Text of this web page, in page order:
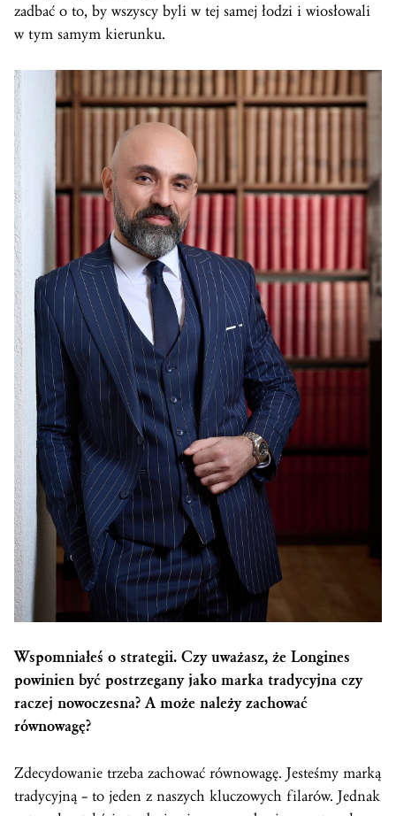
zadbać o to, by wszyscy byli w tej samej łodzi i wiosłowali
w tym samym kierunku.
Wspomniałeś o strategii. Czy uważasz, że Longines
powinien być postrzegany jako marka tradycyjna czy
raczej nowoczesna? A może należy zachować
równowagę?
Zdecydowanie trzeba zachować równowagę. Jesteśmy marką
tradycyjną – to jeden z naszych kluczowych filarów. Jednak